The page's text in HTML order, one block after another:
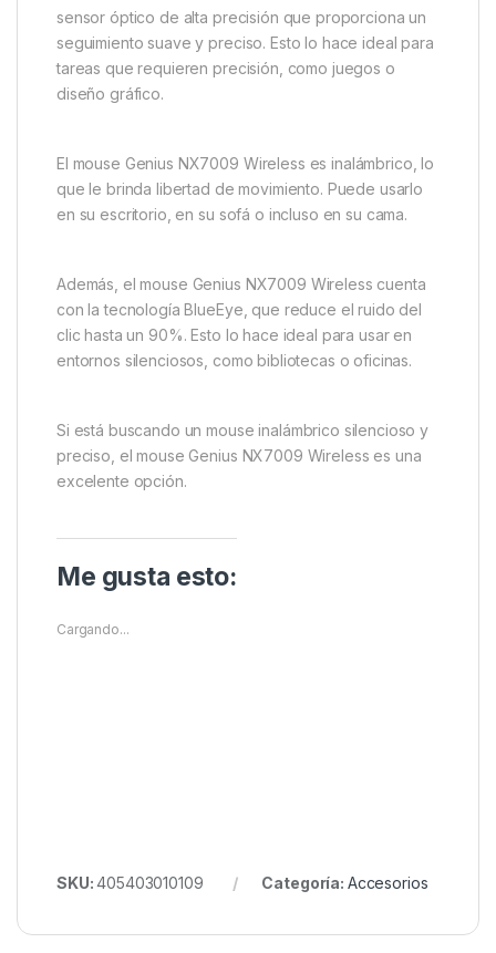
sensor óptico de alta precisión que proporciona un
seguimiento suave y preciso. Esto lo hace ideal para
tareas que requieren precisión, como juegos o
diseño gráfico.
El mouse Genius NX7009 Wireless es inalámbrico, lo
que le brinda libertad de movimiento. Puede usarlo
en su escritorio, en su sofá o incluso en su cama.
Además, el mouse Genius NX7009 Wireless cuenta
con la tecnología BlueEye, que reduce el ruido del
clic hasta un 90%. Esto lo hace ideal para usar en
entornos silenciosos, como bibliotecas o oficinas.
Si está buscando un mouse inalámbrico silencioso y
preciso, el mouse Genius NX7009 Wireless es una
excelente opción.
Me gusta esto:
Cargando...
SKU:405403010109 Categoría: Accesorios